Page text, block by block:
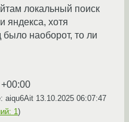
локальный поиск
яндекса, хотя
было наоборот, то ли
aiqu6Ait 13.10.2025 06:07:47
1 )